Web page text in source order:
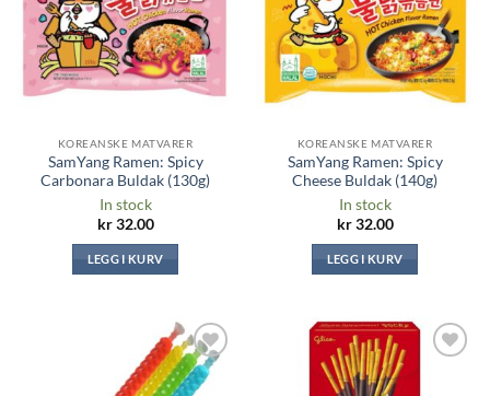
KOREANSKE MATVARER
SamYang Ramen: Spicy
Carbonara Buldak (130g)
In stock
kr32.00
LEGG I KURV
KOREANSKE MATVARER
SamYang Ramen: Spicy
Cheese Buldak (140g)
In stock
kr32.00
LEGG I KURV
Legg til i
ønskeliste
Legg til i